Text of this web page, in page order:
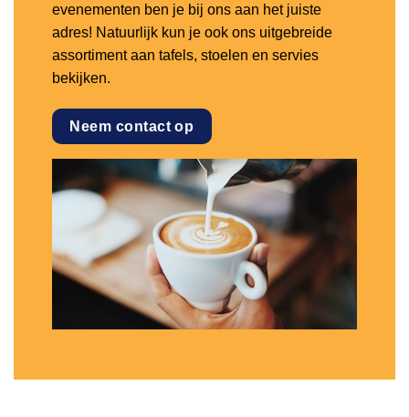
evenementen ben je bij ons aan het juiste
adres! Natuurlijk kun je ook ons uitgebreide
assortiment aan tafels, stoelen en servies
bekijken.
Neem contact op